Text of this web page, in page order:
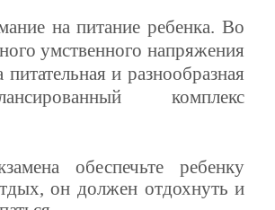
на питание ребенка. Во
умственного напряжения
и разнообразная
комплекс
обеспечьте ребенку
он должен отдохнуть и